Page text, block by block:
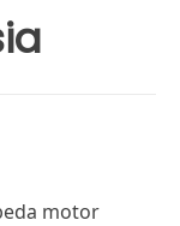
motor